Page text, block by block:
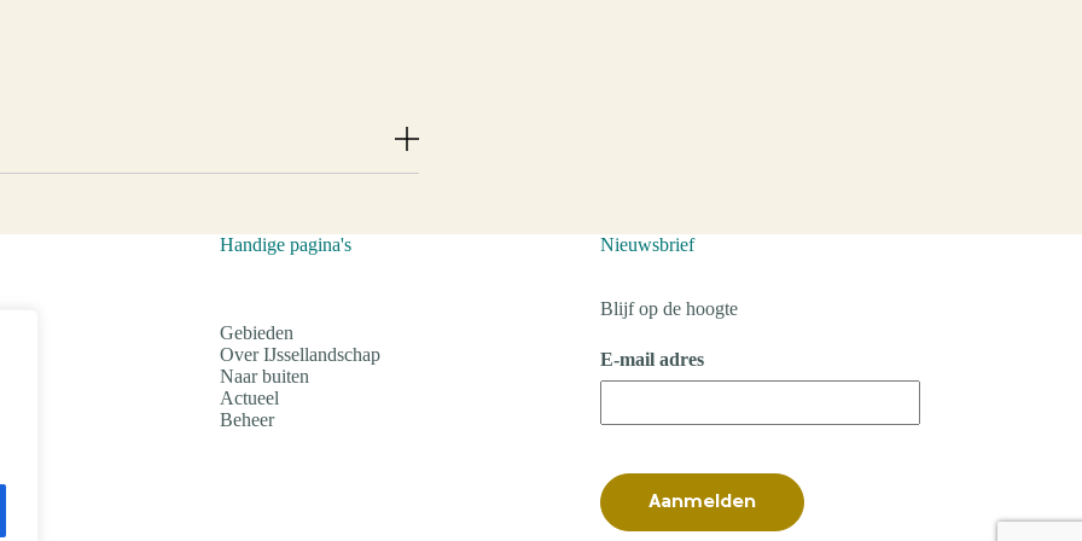
stierf, vererfde de Haere op de zoon
de Haere tot 1746 in bezit gehad. In dat
aloude adellijk ‘huis de Haer’ aan voor
van De Haere plaatsgevonden. Bij de
vleugels, met daartussen een
in de vorm van een uitgerekt wybertje
met de Haere. Pierre Gustave Voute uit
Handige pagina's
Gebieden
Over IJssellandschap
Naar buiten
Actueel
Beheer
Nieuwsbrief
Blijf op de hoogte
E-mail adres